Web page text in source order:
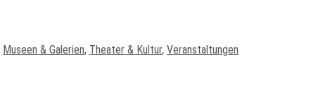
Museen & Galerien, Theater & Kultur, Veranstaltungen